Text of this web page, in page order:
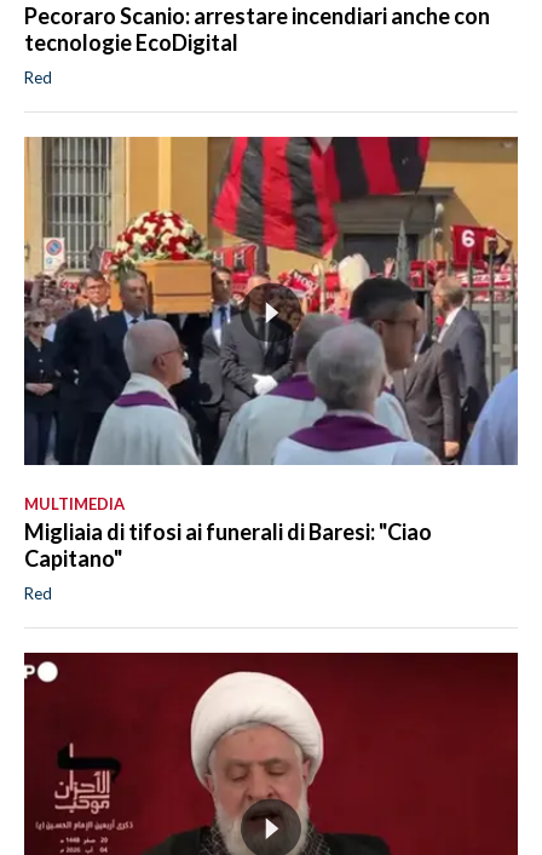
Pecoraro Scanio: arrestare incendiari anche con
tecnologie EcoDigital
Red
MULTIMEDIA
Migliaia di tifosi ai funerali di Baresi: "Ciao
Capitano"
Red